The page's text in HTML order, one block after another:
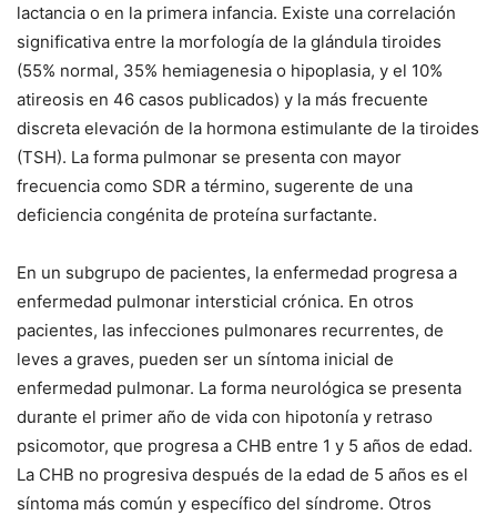
lactancia o en la primera infancia. Existe una correlación
significativa entre la morfología de la glándula tiroides
(55% normal, 35% hemiagenesia o hipoplasia, y el 10%
atireosis en 46 casos publicados) y la más frecuente
discreta elevación de la hormona estimulante de la tiroides
(TSH). La forma pulmonar se presenta con mayor
frecuencia como SDR a término, sugerente de una
deficiencia congénita de proteína surfactante.
En un subgrupo de pacientes, la enfermedad progresa a
enfermedad pulmonar intersticial crónica. En otros
pacientes, las infecciones pulmonares recurrentes, de
leves a graves, pueden ser un síntoma inicial de
enfermedad pulmonar. La forma neurológica se presenta
durante el primer año de vida con hipotonía y retraso
psicomotor, que progresa a CHB entre 1 y 5 años de edad.
La CHB no progresiva después de la edad de 5 años es el
síntoma más común y específico del síndrome. Otros